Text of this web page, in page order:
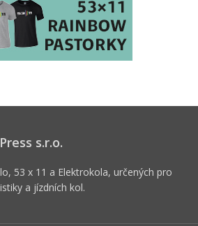
s.r.o.
53 x 11 a Elektrokola, určených pro
a jízdních kol.